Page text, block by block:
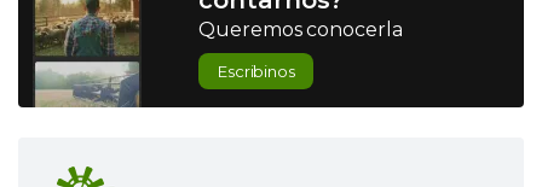
Queremos conocerla
Escribinos